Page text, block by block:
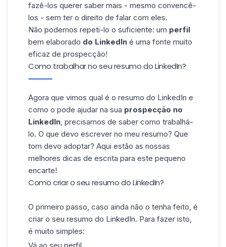
fazê-los querer saber mais - mesmo convencê-
los - sem ter o direito de falar com eles.
Não podemos repeti-lo o suficiente: um perfil
bem elaborado do LinkedIn é uma fonte muito
eficaz de prospecção!
Como trabalhar no seu resumo do LinkedIn?
Agora que vimos qual é o resumo do LinkedIn e
como o pode ajudar na sua prospecção no
LinkedIn, precisamos de saber como trabalhá-
lo. O que devo escrever no meu resumo? Que
tom devo adoptar? Aqui estão as nossas
melhores dicas de escrita para este pequeno
encarte!
Como criar o seu resumo do LinkedIn?
O primeiro passo, caso ainda não o tenha feito, é
criar o seu resumo do LinkedIn. Para fazer isto,
é muito simples: